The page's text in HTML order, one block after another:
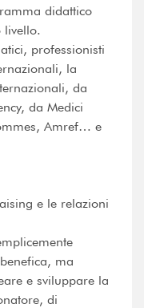
didattico
livello.
professionisti
la
da
da Medici
Amref… e
e le relazioni
ma
e sviluppare la
di